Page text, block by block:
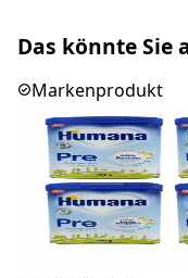
Das könnte Sie
Markenprodukt